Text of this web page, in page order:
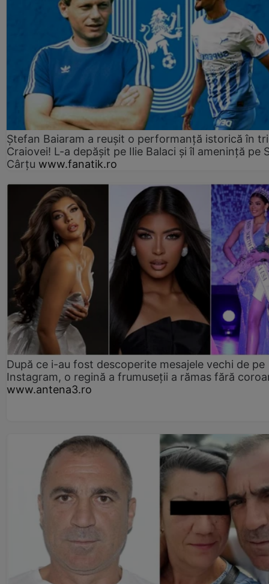
Ștefan Baiaram a reușit o performanță istorică în
Craiovei! L-a depășit pe Ilie Balaci și îl amenință pe
Cârțu www.fanatik.ro
După ce i-au fost descoperite mesajele vechi de pe
Instagram, o regină a frumuseții a rămas fără
www.antena3.ro